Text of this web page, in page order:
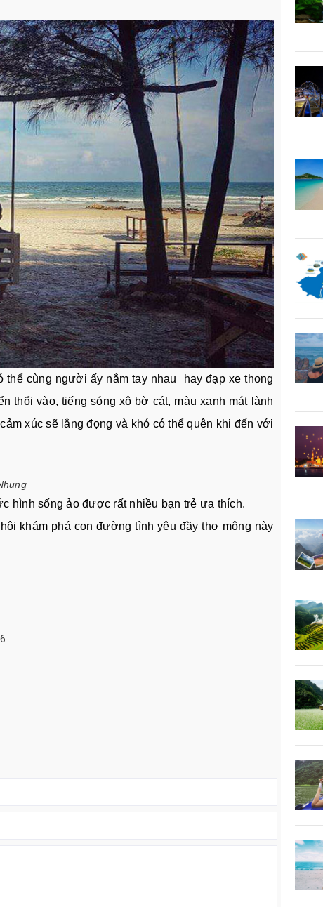
thể cùng người ấy nắm tay nhau hay đạp xe thong
thổi vào, tiếng sóng xô bờ cát, màu xanh mát lành
xúc sẽ lắng đọng và khó có thể quên khi đến với
hình sống ảo được rất nhiều bạn trẻ ưa thích.
khám phá con đường tình yêu đầy thơ mộng này